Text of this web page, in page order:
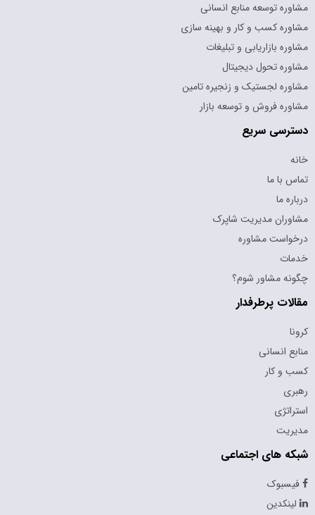
مشاوره توسعه منابع انسانی
مشاوره کسب و کار و بهینه سازی
مشاوره بازاریابی و تبلیغات
مشاوره تحول دیجیتال
مشاوره لجستیک و زنجیره تامین
مشاوره فروش و توسعه بازار
دسترسی سریع
خانه
تماس با ما
درباره ما
مشاوران مدیریت شاپرک
درخواست مشاوره
خدمات
چگونه مشاور شوم؟
مقالات پرطرفدار
کرونا
منابع انسانی
کسب و کار
رهبری
استراتژی
مدیریت
شبکه های اجتماعی
فیسبوک
لینکدین